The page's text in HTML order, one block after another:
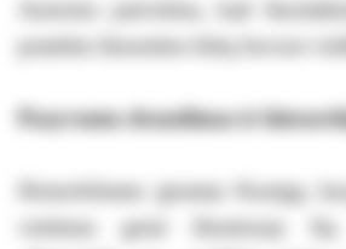
Autorius patvirtina, kad
praeities žmonėms būtų buvusi
Pasyvumo draudimas ir
Homofobams įprastas Kunigų
vertimas gerai iliustruoja šią